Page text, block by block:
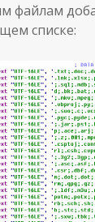
файлам
списке: